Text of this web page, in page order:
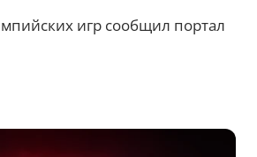
игр сообщил портал